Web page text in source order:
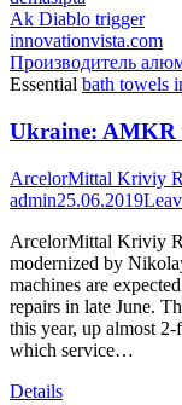
Ak Diablo trigger
innovationvista.com
Производитель
Essential bath towels
Ukraine: AMKR
ArcelorMittal Kriviy
admin25.06.2019
ArcelorMittal Kriviy
modernized by
machines are
repairs in late June.
this year, up almost
which service…
Details